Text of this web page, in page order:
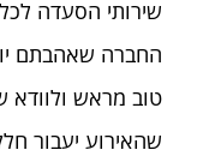
שירותי הסעדה
החברה שאהבתם
טוב מראש ולוודא
שהאירוע יעבור